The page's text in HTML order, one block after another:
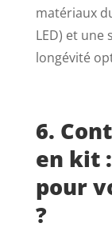
matériaux
LED) et
longévité
6.
en kit
pour
?